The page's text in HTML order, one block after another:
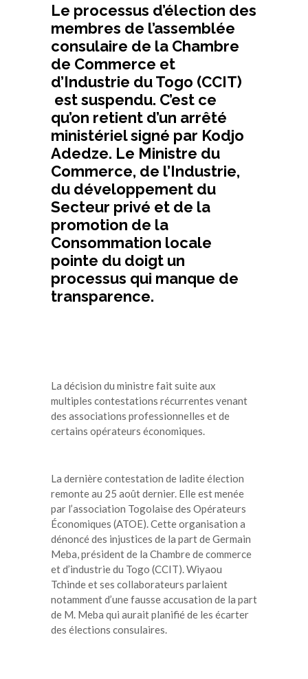
Le processus d’élection des
membres de l’assemblée
consulaire de la Chambre
de Commerce et
d’Industrie du Togo (CCIT)
est suspendu. C’est ce
qu’on retient d’un arrêté
ministériel signé par Kodjo
Adedze. Le Ministre du
Commerce, de l’Industrie,
du développement du
Secteur privé et de la
promotion de la
Consommation locale
pointe du doigt un
processus qui manque de
transparence.
La décision du ministre fait suite aux
multiples contestations récurrentes venant
des associations professionnelles et de
certains opérateurs économiques.
La dernière contestation de ladite élection
remonte au 25 août dernier. Elle est menée
par l’association Togolaise des Opérateurs
Économiques (ATOE). Cette organisation a
dénoncé des injustices de la part de Germain
Meba, président de la Chambre de commerce
et d’industrie du Togo (CCIT). Wiyaou
Tchinde et ses collaborateurs parlaient
notamment d’une fausse accusation de la part
de M. Meba qui aurait planifié de les écarter
des élections consulaires.